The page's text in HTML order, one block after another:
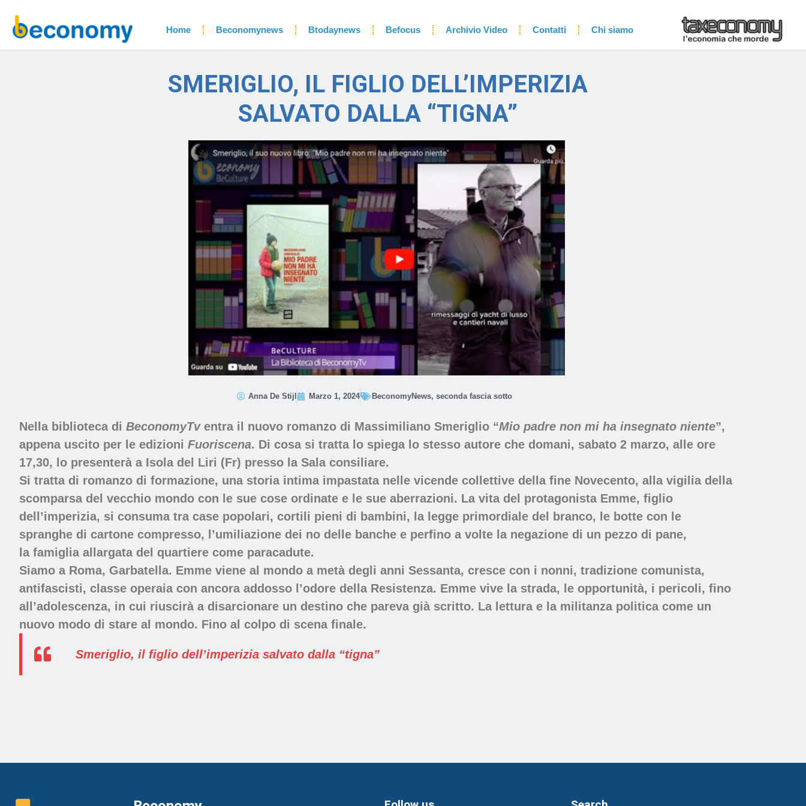
Home Beconomynews Btodaynews Befocus Archivio Video Contatti Chi siamo
SMERIGLIO, IL FIGLIO DELL’IMPERIZIA
SALVATO DALLA “TIGNA”
Anna De Stijl Marzo 1, 2024 BeconomyNews, seconda fascia sotto
Nella biblioteca di BeconomyTventra il nuovo romanzo di Massimiliano Smeriglio “Mio padre non mi ha insegnato niente”,
appena uscito per le edizioni Fuoriscena. Di cosa si tratta lo spiega lo stesso autore che domani, sabato 2 marzo, alle ore
17,30, lo presenterà a Isola del Liri (Fr) presso la Sala consiliare.
Si tratta di romanzo di formazione, una storia intima impastata nelle vicende collettive della fine Novecento, alla vigilia della
scomparsa del vecchio mondo con le sue cose ordinate e le sue aberrazioni. La vita del protagonista Emme, figlio
dell’imperizia, si consuma tra case popolari, cortili pieni di bambini, la legge primordiale del branco, le botte con le
spranghe di cartone compresso, l’umiliazione dei no delle banche e perfino a volte la negazione di un pezzo di pane,
la famiglia allargata del quartiere come paracadute.
Siamo a Roma, Garbatella. Emme viene al mondo a metà degli anni Sessanta, cresce con i nonni, tradizione comunista,
antifascisti, classe operaia con ancora addosso l’odore della Resistenza. Emme vive la strada, le opportunità, i pericoli, fino
all’adolescenza, in cui riuscirà a disarcionare un destino che pareva già scritto. La lettura e la militanza politica come un
nuovo modo di stare al mondo. Fino al colpo di scena finale.
Smeriglio, il figlio dell’imperizia salvato dalla “tigna”